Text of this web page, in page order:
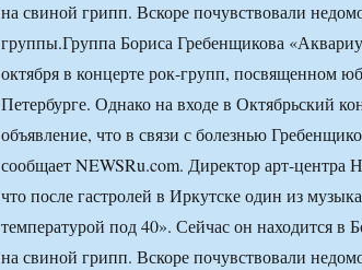
на свиной грипп. Вскоре почувствовали
группы.Группа Бориса Гребенщикова
октября в концерте рок-групп, посвященном
Петербурге. Однако на входе в Октябрьский
объявление, что в связи с болезнью
сообщает NEWSRu.com. Директор арт-центра
что после гастролей в Иркутске один из
температурой под 40». Сейчас он находится в
на свиной грипп. Вскоре почувствовали